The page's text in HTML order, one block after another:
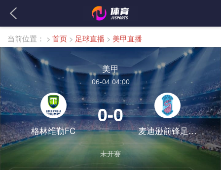
当前位置： > 首页 > 足球直播 > 美甲直播
美甲
06-04 04:00
格林维勒FC
0-0
麦迪逊前锋足球俱乐部
未开赛